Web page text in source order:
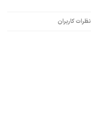
نظرات کاربران